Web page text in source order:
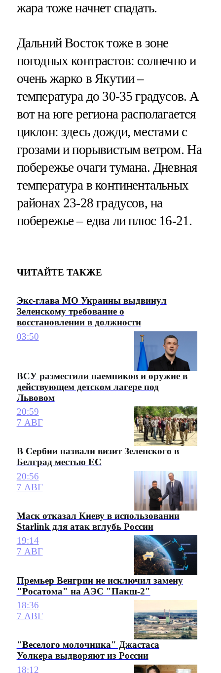
жара тоже начнет спадать.
Дальний Восток тоже в зоне
погодных контрастов: солнечно и
очень жарко в Якутии –
температура до 30-35 градусов. А
вот на юге региона располагается
циклон: здесь дожди, местами с
грозами и порывистым ветром. На
побережье очаги тумана. Дневная
температура в континентальных
районах 23-28 градусов, на
побережье – едва ли плюс 16-21.
ЧИТАЙТЕ ТАКЖЕ
Экс-глава МО Украины выдвинул
Зеленскому требование о
восстановлении в должности
03:50
ВСУ разместили наемников и оружие в
действующем детском лагере под
Львовом
20:59
7 АВГ
В Сербии назвали визит Зеленского в
Белград местью ЕС
20:56
7 АВГ
Маск отказал Киеву в использовании
Starlink для атак вглубь России
19:14
7 АВГ
Премьер Венгрии не исключил замену
"Росатома" на АЭС "Пакш-2"
18:36
7 АВГ
"Веселого молочника" Джастаса
Уолкера выдворяют из России
18:12